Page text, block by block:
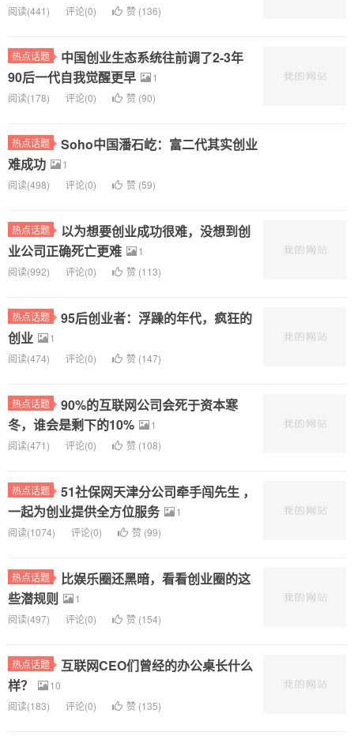
阅读(441) 评论(0) 赞 (136)
热点话题
中国创业生态系统往前调了2-3年
90后一代自我觉醒更早
1
阅读(178) 评论(0) 赞 (90)
热点话题
Soho中国潘石屹：富二代其实创业
难成功
1
阅读(498) 评论(0) 赞 (59)
热点话题
以为想要创业成功很难，没想到创
业公司正确死亡更难
1
阅读(992) 评论(0) 赞 (113)
热点话题
95后创业者：浮躁的年代，疯狂的
创业
1
阅读(474) 评论(0) 赞 (147)
热点话题
90%的互联网公司会死于资本寒
冬，谁会是剩下的10%
1
阅读(471) 评论(0) 赞 (108)
热点话题
51社保网天津分公司牵手闯先生 ，
一起为创业提供全方位服务
1
阅读(1074) 评论(0) 赞 (99)
热点话题
比娱乐圈还黑暗，看看创业圈的这
些潜规则
1
阅读(497) 评论(0) 赞 (154)
热点话题
互联网CEO们曾经的办公桌长什么
样？
10
阅读(183) 评论(0) 赞 (135)